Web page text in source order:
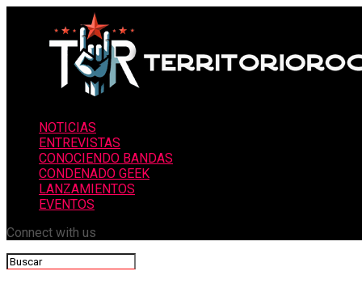
NOTICIAS
ENTREVISTAS
CONOCIENDO BANDAS
CONDENADO GEEK
LANZAMIENTOS
EVENTOS
Connect with us